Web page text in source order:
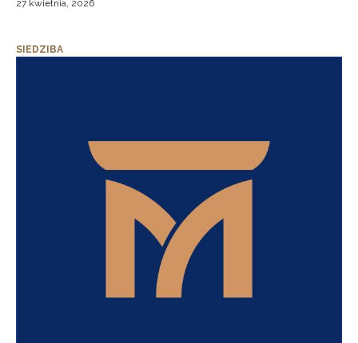
27 kwietnia, 2026
SIEDZIBA